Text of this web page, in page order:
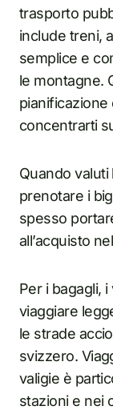
trasporto
include treni,
semplice e
le montagne.
pianificazione
concentrarti
Quando
prenotare i
spesso
all’acquisto
Per i bagagli,
viaggiare
le strade
svizzero.
valigie è
stazioni e nei